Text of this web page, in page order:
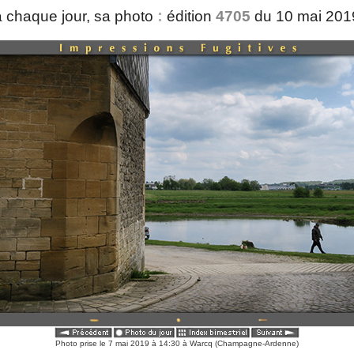
jour, sa photo : édition 4705 du 10 mai
Photo prise le 7 mai 2019 à 14:30 à Warcq (Champagne-Ardenne)